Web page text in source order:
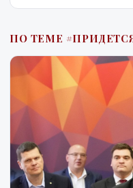
ПО ТЕМЕ